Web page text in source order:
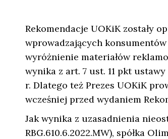
Rekomendacje UOKiK zostały
wprowadzających konsumentów
wyróżnienie materiałów
wynika z art. 7 ust. 11 pkt
r. Dlatego też Prezes UOKiK
wcześniej przed wydaniem
Jak wynika z uzasadnienia
RBG.610.6.2022.MW), spółka